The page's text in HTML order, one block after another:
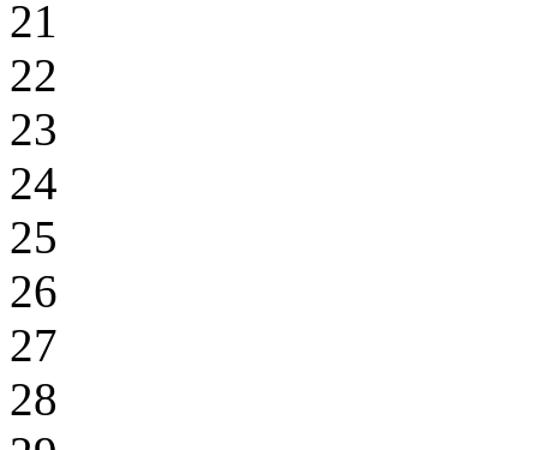
21
22
23
24
25
26
27
28